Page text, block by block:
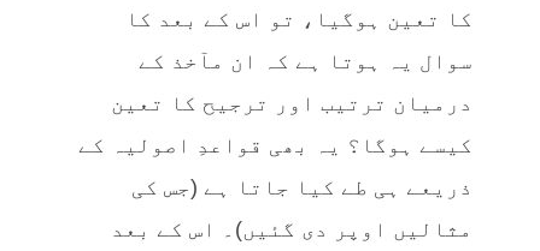
کا تعین ہوگیا، تو اس کے بعد کا
سوال یہ ہوتا ہے کہ ان مآخذ کے
درمیان ترتیب اور ترجیح کا تعین
کیسے ہوگا؟ یہ بھی قواعدِ اصولیہ کے
ذریعے ہی طے کیا جاتا ہے (جس کی
مثالیں اوپر دی گئیں)۔ اس کے بعد